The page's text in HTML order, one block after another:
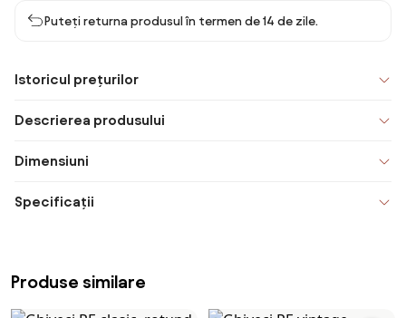
Puteți returna produsul în termen de 14 de zile.
Istoricul prețurilor
Descrierea produsului
Dimensiuni
Specificații
Produse similare